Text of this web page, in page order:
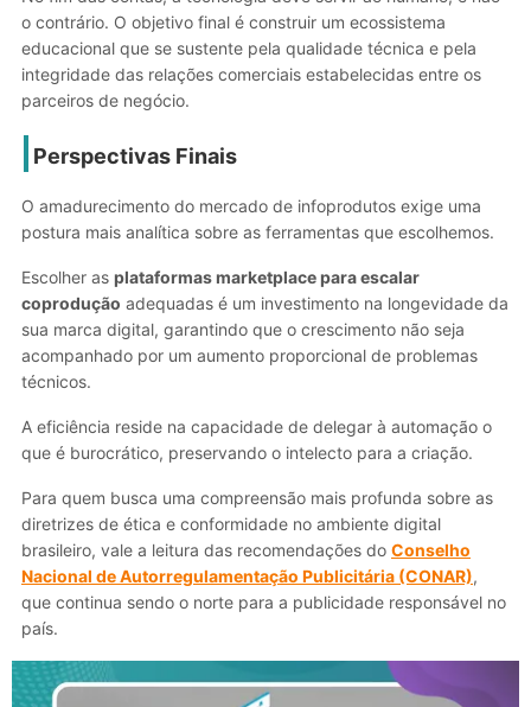
o contrário. O objetivo final é construir um ecossistema
educacional que se sustente pela qualidade técnica e pela
integridade das relações comerciais estabelecidas entre os
parceiros de negócio.
Perspectivas Finais
O amadurecimento do mercado de infoprodutos exige uma
postura mais analítica sobre as ferramentas que escolhemos.
Escolher as plataformas marketplace para escalar
coprodução adequadas é um investimento na longevidade da
sua marca digital, garantindo que o crescimento não seja
acompanhado por um aumento proporcional de problemas
técnicos.
A eficiência reside na capacidade de delegar à automação o
que é burocrático, preservando o intelecto para a criação.
Para quem busca uma compreensão mais profunda sobre as
diretrizes de ética e conformidade no ambiente digital
brasileiro, vale a leitura das recomendações do Conselho
Nacional de Autorregulamentação Publicitária (CONAR),
que continua sendo o norte para a publicidade responsável no
país.